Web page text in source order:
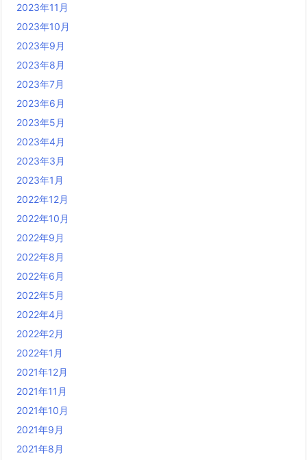
2023年11月
2023年10月
2023年9月
2023年8月
2023年7月
2023年6月
2023年5月
2023年4月
2023年3月
2023年1月
2022年12月
2022年10月
2022年9月
2022年8月
2022年6月
2022年5月
2022年4月
2022年2月
2022年1月
2021年12月
2021年11月
2021年10月
2021年9月
2021年8月